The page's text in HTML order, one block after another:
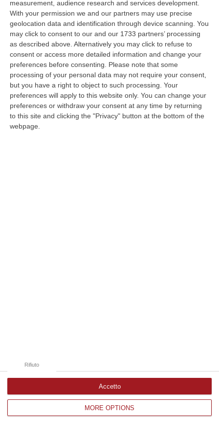
measurement, audience research and services development.
With your permission we and our partners may use precise
geolocation data and identification through device scanning. You
may click to consent to our and our 1733 partners’ processing
as described above. Alternatively you may click to refuse to
consent or access more detailed information and change your
preferences before consenting.
Please note that some
processing of your personal data may not require your consent,
but you have a right to object to such processing. Your
preferences will apply to this website only. You can change your
preferences or withdraw your consent at any time by returning
to this site and clicking the "Privacy" button at the bottom of the
webpage.
MORE OPTIONS
Rifiuto
Accetto
Gioia Tauro, Blitz Ad Alto Impatto Alla Ciambra: 24 Perquisizioni E
275 Persone Identificate – VIDEO
“Maxi servizio congiunto di controllo del territorio nel quartiere Ciambra
di Gioia Tauro, area indicata come ad alta densità criminale. L’o…
08 Agosto, 8:49
Regione Calabria, Buono Pasto A 8 Euro E Welfare Per I Pendolari:
Il CSA-Cisal Promuove Il Nuovo Contratto Integrativo
“Il CSA-Cisal esprime apprezzamento per la sottoscrizione del Contratto
collettivo integrativo 2026 del personale del comparto della Regione…
08 Agosto, 8:38
Corriere delle Calabria è una testata giornalistica di News&Com S.r.l